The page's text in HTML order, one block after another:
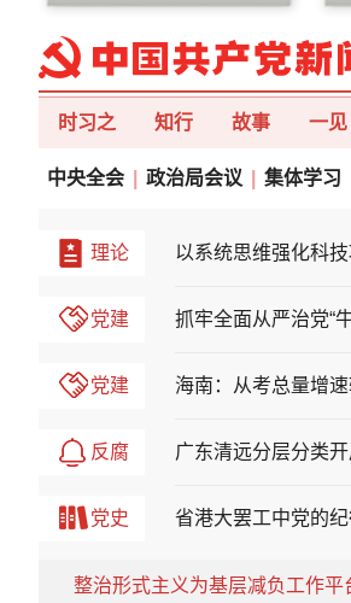
时习之 知行 故事 一见
中央全会 政治局会议 集体学习
理论 以系统思维强化科
党建 抓牢全面从严治党“
党建 海南：从考总量增
反腐 广东清远分层分类
党史 省港大罢工中党的
整治形式主义为基层减负工作平